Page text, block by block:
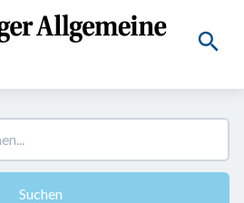
Suchen